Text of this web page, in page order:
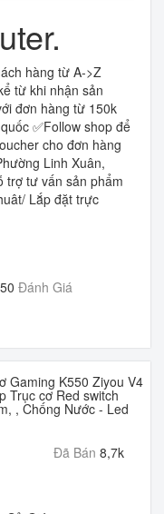
hàng từ A->Z
từ khi nhận sản
đơn hàng từ 150k
✅Follow shop để
cho đơn hàng
Linh Xuân,
trợ tư vấn sản phẩm
Lắp đặt trực
Đánh Giá
Gaming K550 Ziyou V4
Trục cơ Red switch
, Chống Nước - Led
Đã Bán 8,7k